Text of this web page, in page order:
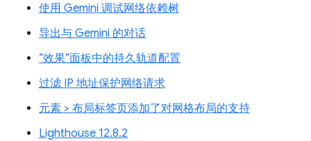
使用 Gemini 调试网络依赖树
导出与 Gemini 的对话
“效果”面板中的持久轨道配置
过滤 IP 地址保护网络请求
元素 > 布局标签页添加了对网格布局的支持
Lighthouse 12.8.2